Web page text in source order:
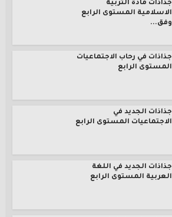
جذاذات مادة التربية
الاسلامية المستوى الرابع
وفق...
جذاذات في رحاب الاجتماعيات
المستوى الرابع
جذاذات الجديد في
الاجتماعيات المستوى الرابع
جذاذات الجديد في اللغة
العربية المستوى الرابع